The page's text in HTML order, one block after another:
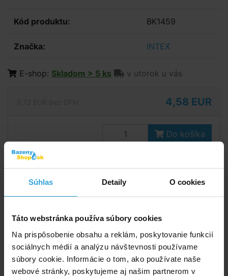
Súhlas Detaily O cookies
Táto webstránka používa súbory cookies
Na prispôsobenie obsahu a reklám, poskytovanie funkcií
sociálnych médií a analýzu návštevnosti používame
súbory cookie. Informácie o tom, ako používate naše
webové stránky, poskytujeme aj našim partnerom v
Kód produktu: BK1459
Značka: INTEX
E-shop: Skladom > 5 ks v utorok u vás
4,58 EUR
Do košíka
Spýtajte sa predavača
Podrobný popis
číslom 9.
Doporučené príslušenstvo (2)